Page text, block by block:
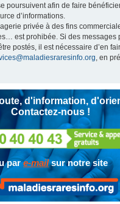
poursuivent afin de faire
d’informations.
privée à des fins
est prohibée. Si des messages
postés, il est nécessaire d’en
, en
d'information,
Contactez-nous !
pare-mailsur notre site